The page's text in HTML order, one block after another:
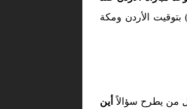
2026. حيث ستنطلق صافرة الحكم الرسمية لتعلن بدء الندية والإثارة في تمام الساعة السابعة صباحاً (07:00 صباحاً) بتوقيت الأردن ومكة
من يطرح سؤالاً أين